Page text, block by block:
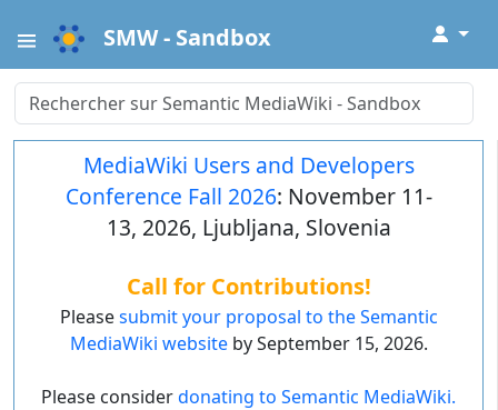
SMW - Sandbox ↓
MediaWiki Users and Developers
Conference Fall 2026: November 11-
13, 2026, Ljubljana, Slovenia
Call for Contributions!
Pleasesubmit your proposal to the Semantic
MediaWiki websiteby September 15, 2026.
Please considerdonating to Semantic MediaWiki.